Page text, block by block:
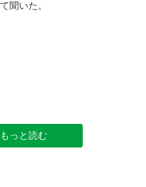
て聞いた。
もっと読む